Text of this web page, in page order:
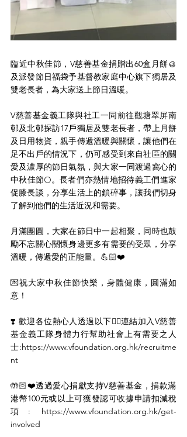
臨近中秋佳節，V慈善基金捐贈出60盒月餅🥮
及派發節日福袋予基督教家庭中心旗下獨居及
雙老長者，為大家送上節日溫暖。
V慈善基金義工隊與社工一同前往觀塘翠屏南
邨及北邨探訪17戶獨居及雙老長者，帶上月餅
及日用物資，親手傳遞溫暖與關懷，讓他們在
足不出戶的情況下，仍可感受到來自社區的關
愛及濃厚的節日氣氛，與大家一同渡過窩心的
中秋佳節🌕。長者們亦熱情地招待義工們進家
促膝長談，分享生活上的鎖碎事，讓我們切身
了解到他們的生活近況和需要。
月滿團圓，大家在節日中一起相聚，同時也鼓
勵不忘關心關懷身邊更多有需要的受眾，分享
溫暖，傳遞愛的正能量。💪🏻❤️
💌祝大家中秋佳節快樂，身體健康，圓滿如
意！
❣️ 歡迎各位熱心人透過以下👇🏻連結加入V慈善
基金義工隊身體力行幫助社會上有需要之人
士:https://www.vfoundation.org.hk/recruitme
nt
🤲🏻❤️透過愛心捐獻支持V慈善基金，捐款滿
港幣100元或以上可獲發認可收據申請扣減稅
項: https://www.vfoundation.org.hk/get-
involved